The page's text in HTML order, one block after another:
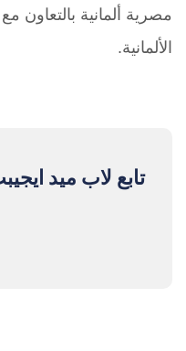
مصرية ألمانية بالتعاون
الألمانية.
تابع لاب ميد